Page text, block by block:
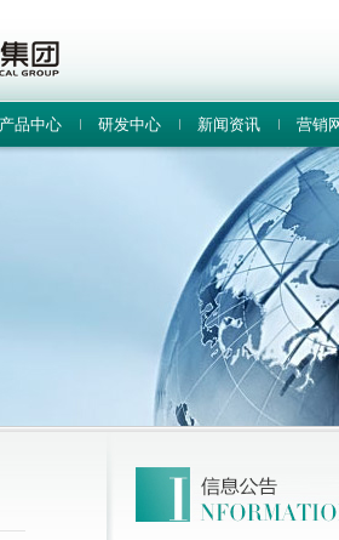
产品中心 研发中心 新闻资讯 营销